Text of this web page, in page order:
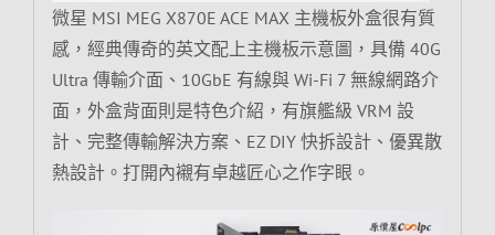
微星 MSI MEG X870E ACE MAX 主機板外盒很有質
感，經典傳奇的英文配上主機板示意圖，具備 40G
Ultra 傳輸介面、10GbE 有線與 Wi-Fi 7 無線網路介
面，外盒背面則是特色介紹，有旗艦級 VRM 設
計、完整傳輸解決方案、EZ DIY 快拆設計、優異散
熱設計。打開內襯有卓越匠心之作字眼。